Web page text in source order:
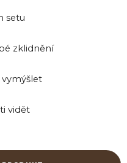
setu
zklidnění
vymýšlet
vidět